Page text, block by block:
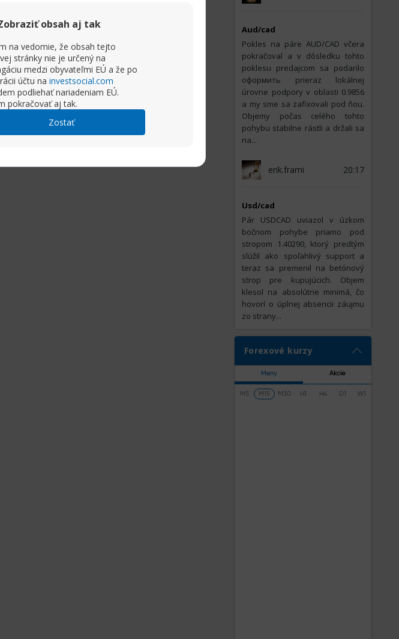
obsah aj tak
na vedomie, že obsah tejto
stránky nie je určený na
medzi obyvateľmi EÚ a že po
účtu na investsocial.com
podliehať nariadeniam EÚ.
pokračovať aj tak.
Zostať
Aud/cad
Pokles na páre AUD/CAD včera
pokračoval a v dôsledku tohto
poklesu predajcom sa podarilo
оформить prieraz lokálnej
úrovne podpory v oblasti 0.9856
a my sme sa zafixovali pod ňou.
Objemy počas celého tohto
pohybu stabilne rástli a držali sa
na...
erik.frami 20:17
Usd/cad
Pár USDCAD uviazol v úzkom
bočnom pohybe priamo pod
stropom 1.40290, ktorý predtým
slúžil ako spoľahlivý support a
teraz sa premenil na betónový
strop pre kupujúcich. Objem
klesol na absolútne minimá, čo
hovorí o úplnej absencii záujmu
zo strany...
Forexové kurzy
Meny Akcie
M5 M15 M30 H1 H4 D1 W1